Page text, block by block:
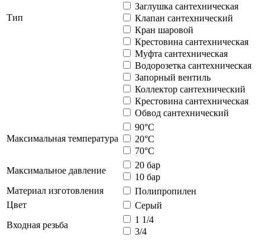
Тип
Заглушка сантехническая
Клапан сантехнический
Кран шаровой
Крестовина сантехническая
Муфта сантехническая
Водорозетка сантехническая
Запорный вентиль
Коллектор сантехнический
Крестовина сантехническая
Обвод сантехнический
Максимальная температура
90°С
20°С
70°С
Максимальное давление
20 бар
10 бар
Материал изготовления
Полипропилен
Цвет
Серый
Входная резьба
1 1/4
3/4